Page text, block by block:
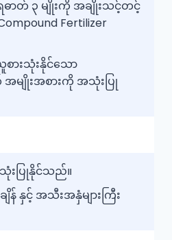
ဓာတ် ၃ မျိုးကို အချိုးသင့်တင့်
Fertilizer
ားသုံးနိုင်သော
အမျိုးအစားကို အသုံးပြု
သုံးပြုနိုင်သည်။
နှင့် အသီးအနှံများကြီး